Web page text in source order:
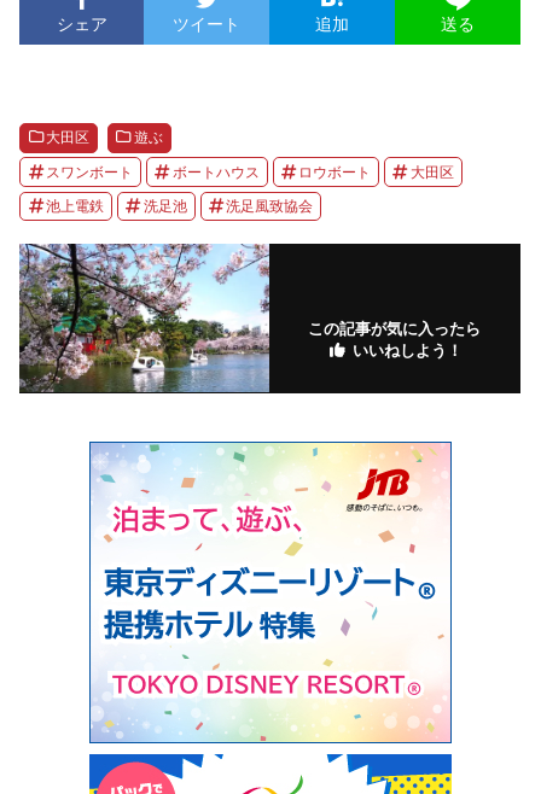
シェア ツイート 追加 送る
大田区 遊ぶ
スワンボート ボートハウス ロウボート 大田区
池上電鉄 洗足池 洗足風致協会
この記事が気に入ったら
いいねしよう！